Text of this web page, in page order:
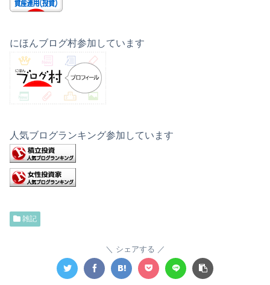
にほんブログ村参加しています
人気ブログランキング参加しています
雑記
シェアする